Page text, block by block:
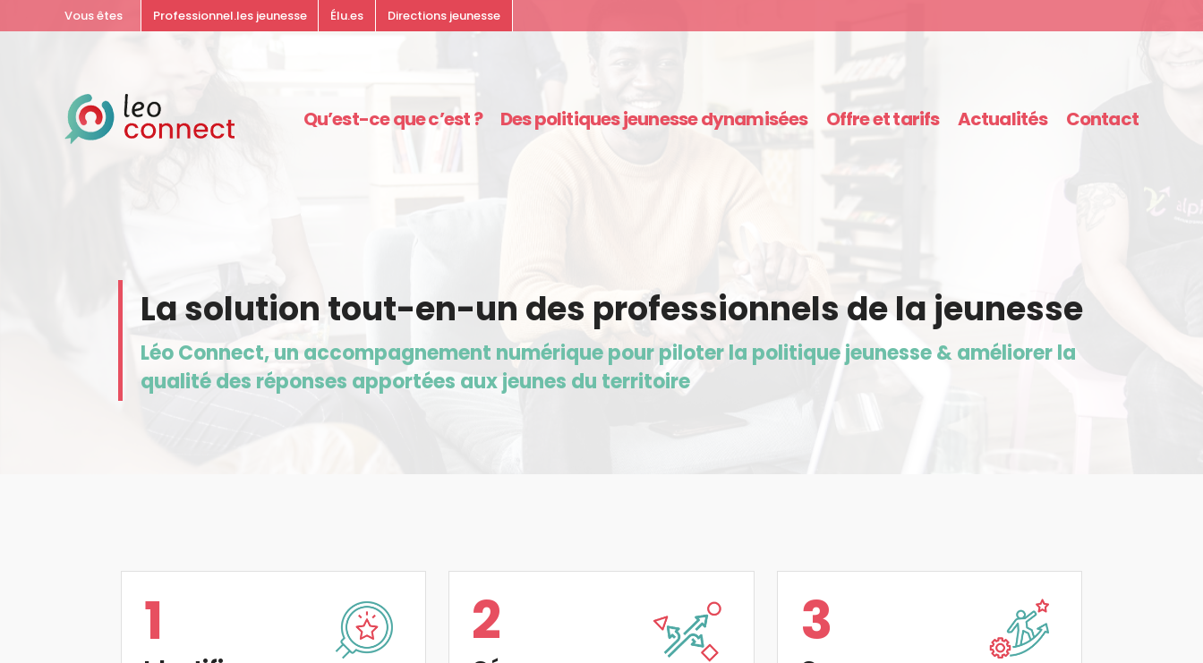
Vous êtes Professionnel.les jeunesse Élu.es Directions jeunesse
Qu’est-ce que c’est ? Des politiques jeunesse dynamisées Offre et tarifs Actualités Contact
La solution tout-en-un des professionnels de la jeunesse
Léo Connect, un accompagnement numérique pour piloter la politique jeunesse & améliorer la
qualité des réponses apportées aux jeunes du territoire
1 2 3